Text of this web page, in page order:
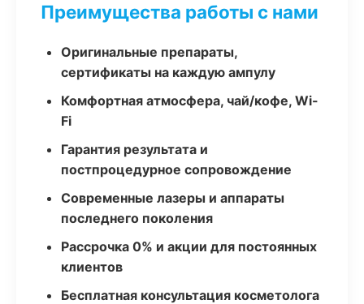
Преимущества работы с нами
Оригинальные препараты,
сертификаты на каждую ампулу
Комфортная атмосфера, чай/кофе, Wi-
Fi
Гарантия результата и
постпроцедурное сопровождение
Современные лазеры и аппараты
последнего поколения
Рассрочка 0% и акции для постоянных
клиентов
Бесплатная консультация косметолога